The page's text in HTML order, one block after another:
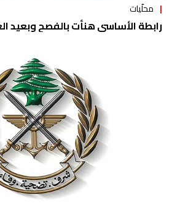
محلّيات
رابطة الأساسي هنأت بالفصح وبعيد